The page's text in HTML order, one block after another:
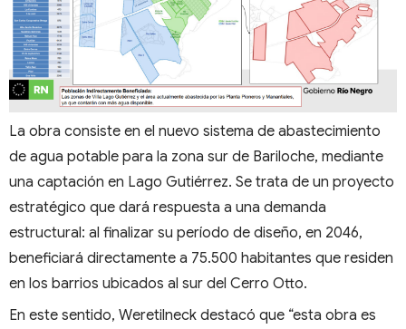
La obra consiste en el nuevo sistema de abastecimiento
de agua potable para la zona sur de Bariloche, mediante
una captación en Lago Gutiérrez. Se trata de un proyecto
estratégico que dará respuesta a una demanda
estructural: al finalizar su período de diseño, en 2046,
beneficiará directamente a 75.500 habitantes que residen
en los barrios ubicados al sur del Cerro Otto.
En este sentido, Weretilneck destacó que “esta obra es